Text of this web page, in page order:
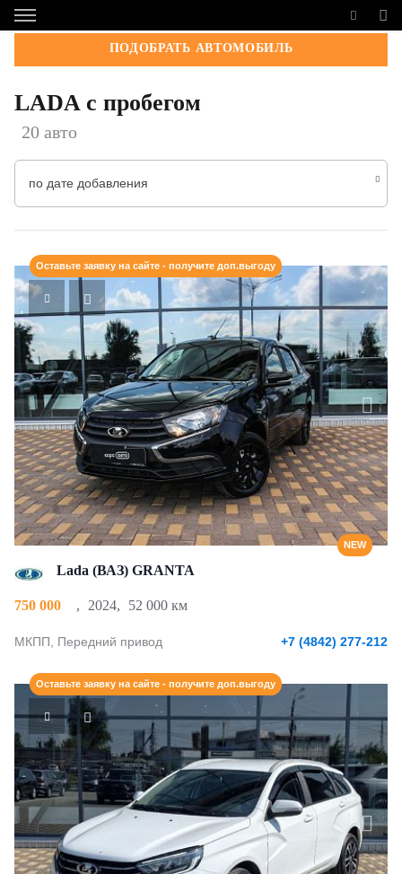
ПОДОБРАТЬ АВТОМОБИЛЬ
LADA с пробегом
20 авто
по дате добавления
NEW
Оставьте заявку на сайте - получите доп.выгоду
Lada (ВАЗ) GRANTA
750 000 , 2024, 52 000 км
МКПП, Передний привод +7 (4842) 277-212
Оставьте заявку на сайте - получите доп.выгоду